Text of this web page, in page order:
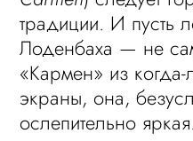
традиции. И пусть
Лоденбаха — не
«Кармен» из
экраны, она,
ослепительно яркая.